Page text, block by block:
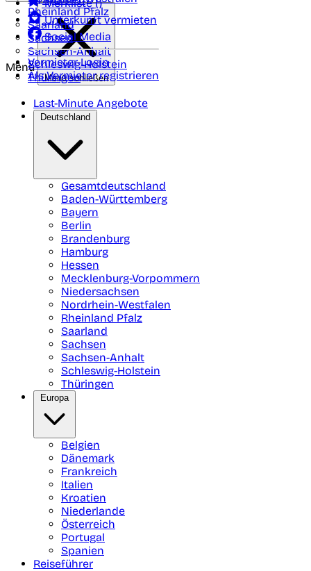
Rheinland Pfalz
Saarland
Sachsen
Sachsen-Anhalt
Schleswig-Holstein
Thüringen
Merkliste ()
Unterkunft vermieten
Social Media
Vermieter-Login
Als Vermieter registrieren
Menü
Menü schließen
Last-Minute Angebote
Deutschland
Gesamtdeutschland
Baden-Württemberg
Bayern
Berlin
Brandenburg
Hamburg
Hessen
Mecklenburg-Vorpommern
Niedersachsen
Nordrhein-Westfalen
Rheinland Pfalz
Saarland
Sachsen
Sachsen-Anhalt
Schleswig-Holstein
Thüringen
Europa
Belgien
Dänemark
Frankreich
Italien
Kroatien
Niederlande
Österreich
Portugal
Spanien
Reiseführer